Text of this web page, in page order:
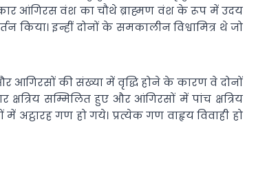
आंगिरस वंश का चौथे ब्राह्मण वंश के रूप में उदय
इन्हीं दोनों के समकालीन विश्वामित्र थे जो
आगिरसों की संख्या में वृद्धि होने के कारण वे दोनों
सम्मिलित हुए और आंगिरसों में पांच क्षत्रिय
गण हो गये। प्रत्येक गण वाहृय विवाही हो